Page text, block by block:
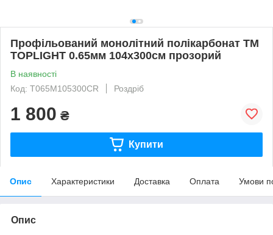
Профільований монолітний полікарбонат ТМ
TOPLIGHT 0.65мм 104х300см прозорий
В наявності
Код: T065M105300CR
Роздріб
1 800 ₴
Купити
Опис Характеристики Доставка Оплата Умови
Опис